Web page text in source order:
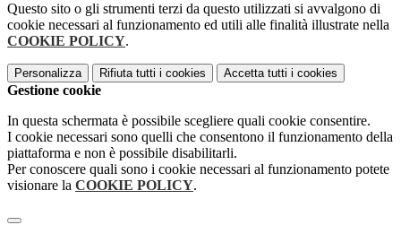
Questo sito o gli strumenti terzi da questo utilizzati si avvalgono di
cookie necessari al funzionamento ed utili alle finalità illustrate nella
COOKIE POLICY.
Personalizza Rifiuta tutti i cookies Accetta tutti i cookies
Gestione cookie
In questa schermata è possibile scegliere quali cookie consentire.
I cookie necessari sono quelli che consentono il funzionamento della
piattaforma e non è possibile disabilitarli.
Per conoscere quali sono i cookie necessari al funzionamento potete
visionare la COOKIE POLICY.